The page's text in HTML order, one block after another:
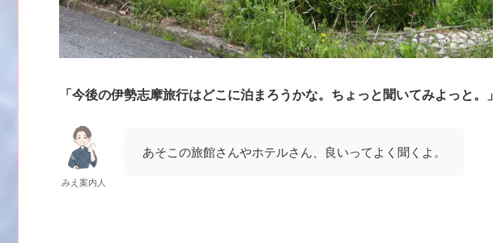
「今後の伊勢志摩旅行はどこに泊まろうかな。ちょっと聞いてみよっと。」
みえ案内人
あそこの旅館さんやホテルさん、良いってよく聞くよ。